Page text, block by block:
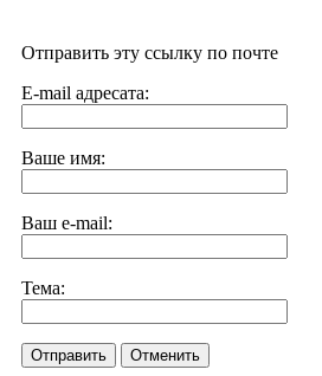
Отправить эту ссылку по почте
E-mail адресата:
Ваше имя:
Ваш e-mail:
Тема:
Отправить Отменить